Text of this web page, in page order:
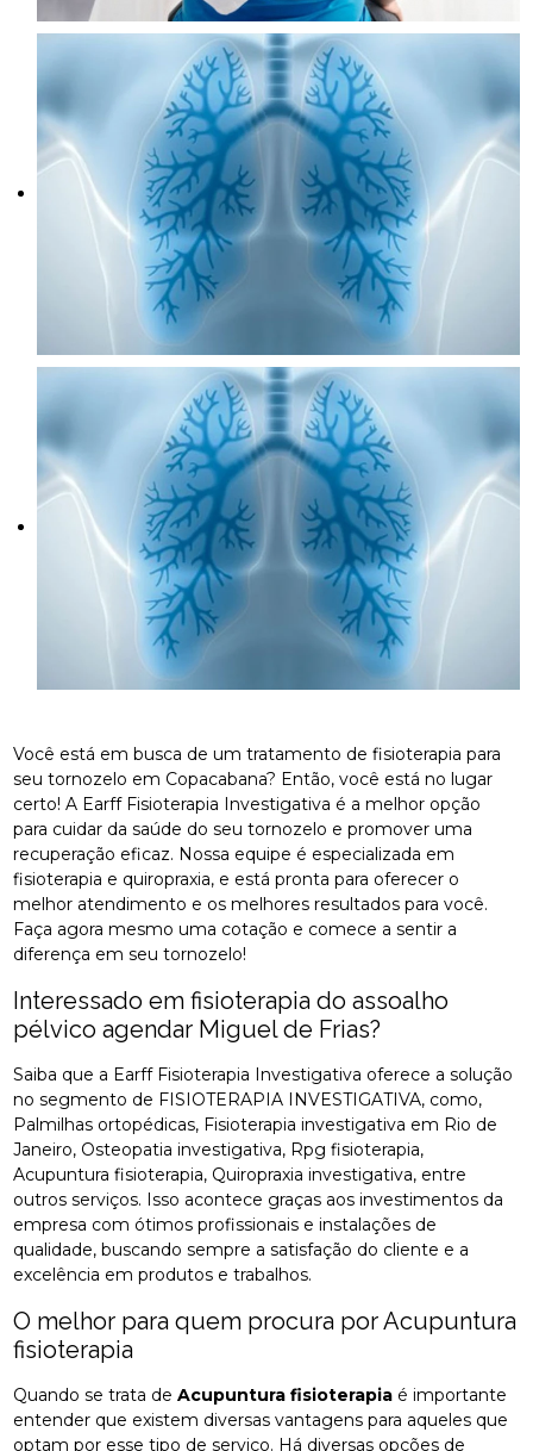
Você está em busca de um tratamento de fisioterapia para
seu tornozelo em Copacabana? Então, você está no lugar
certo! A Earff Fisioterapia Investigativa é a melhor opção
para cuidar da saúde do seu tornozelo e promover uma
recuperação eficaz. Nossa equipe é especializada em
fisioterapia e quiropraxia, e está pronta para oferecer o
melhor atendimento e os melhores resultados para você.
Faça agora mesmo uma cotação e comece a sentir a
diferença em seu tornozelo!
Interessado em fisioterapia do assoalho
pélvico agendar Miguel de Frias?
Saiba que a Earff Fisioterapia Investigativa oferece a solução
no segmento de FISIOTERAPIA INVESTIGATIVA, como,
Palmilhas ortopédicas, Fisioterapia investigativa em Rio de
Janeiro, Osteopatia investigativa, Rpg fisioterapia,
Acupuntura fisioterapia, Quiropraxia investigativa, entre
outros serviços. Isso acontece graças aos investimentos da
empresa com ótimos profissionais e instalações de
qualidade, buscando sempre a satisfação do cliente e a
excelência em produtos e trabalhos.
O melhor para quem procura por Acupuntura
fisioterapia
Quando se trata deAcupuntura fisioterapia é importante
entender que existem diversas vantagens para aqueles que
optam por esse tipo de serviço. Há diversas opções de